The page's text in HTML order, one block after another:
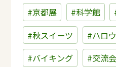
#京都展
#科学館
#秋スイーツ
#ハロ
#バイキング
#交流会